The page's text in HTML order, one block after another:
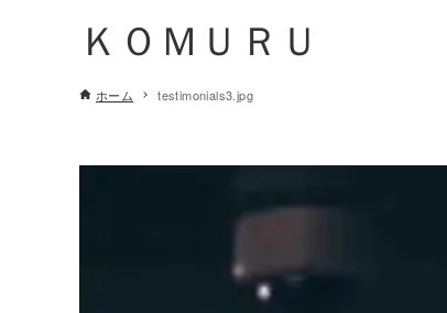
ＫＯＭＵＲＵ
ホーム testimonials3.jpg